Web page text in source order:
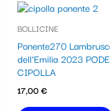
BOLLICINE
Ponente270
dell’Emilia 2023
CIPOLLA
17,00€